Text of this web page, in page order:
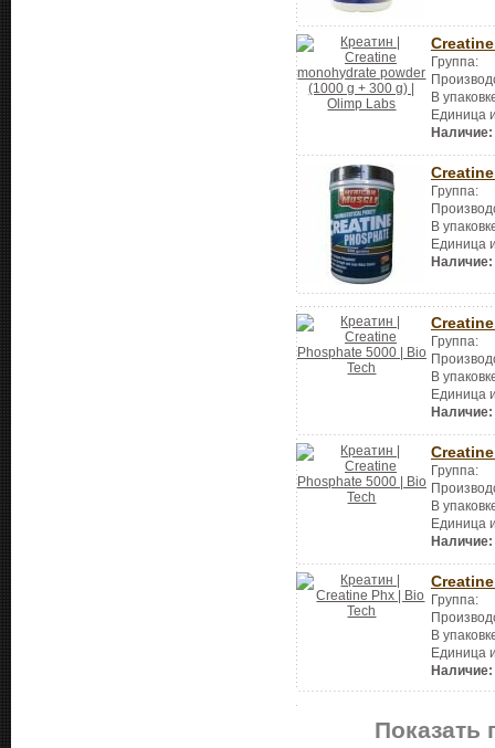
Группа:
В
Единица
Наличие:
Группа:
В
Единица
Наличие:
Группа:
В
Единица
Наличие:
Группа:
В
Единица
Наличие:
Группа:
В
Единица
Наличие:
Показать